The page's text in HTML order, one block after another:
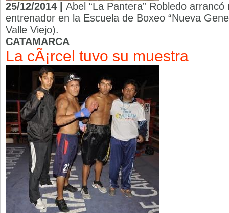
25/12/2014 | Abel “La Pantera” Robledo
entrenador en la Escuela de Boxeo “Nueva
Valle Viejo).
CATAMARCA
La cÃ¡rcel tuvo su muestra